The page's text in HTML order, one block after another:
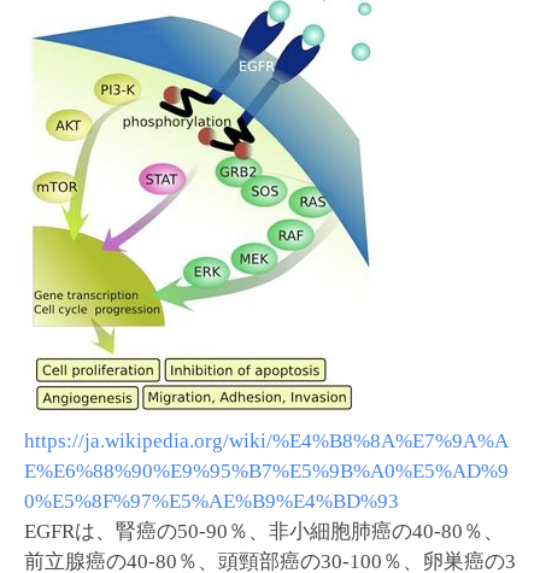
https://ja.wikipedia.org/wiki/%E4%B8%8A%E7%9A%A
E%E6%88%90%E9%95%B7%E5%9B%A0%E5%AD%9
0%E5%8F%97%E5%AE%B9%E4%BD%93
EGFRは、腎癌の50-90％、非小細胞肺癌の40-80％、
前立腺癌の40-80％、頭頸部癌の30-100％、卵巣癌の3